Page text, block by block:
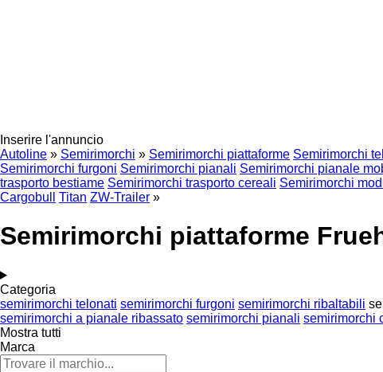
Inserire l'annuncio
Autoline » Semirimorchi » Semirimorchi piattaforme Semirimorchi
Semirimorchi furgoni Semirimorchi pianali Semirimorchi pianale
trasporto bestiame Semirimorchi trasporto cereali Semirimorchi
Cargobull
Titan ZW-Trailer »
Semirimorchi piattaforme
Categoria
semirimorchi telonati semirimorchi furgoni semirimorchi ribaltabili
semirimorchi a pianale ribassato semirimorchi pianali semirimorchi
Mostra tutti
Marca